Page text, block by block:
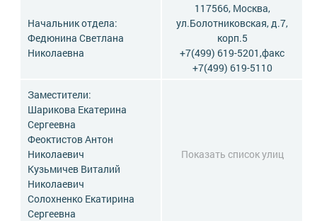
Начальник отдела:
Федюнина Светлана
Николаевна
117566, Москва,
ул.Болотниковская, д.7,
корп.5
+7(499) 619-5201,факс
+7(499) 619-5110
Заместители:
Шарикова Екатерина
Сергеевна
Феоктистов Антон
Николаевич
Кузьмичев Виталий
Николаевич
Солохненко Екатирина
Сергеевна
Показать список улиц